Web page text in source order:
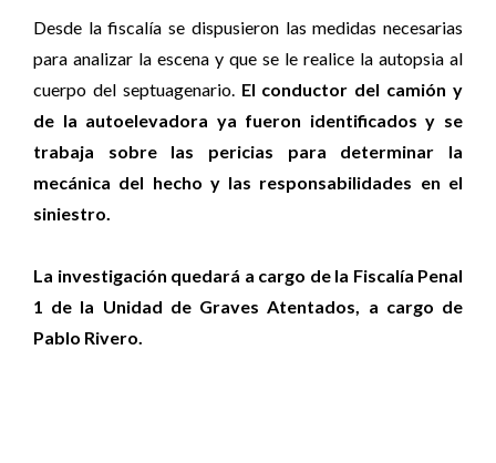
Desde la fiscalía se dispusieron las medidas necesarias
para analizar la escena y que se le realice la autopsia al
cuerpo del septuagenario. El conductor del camión y
de la autoelevadora ya fueron identificados y se
trabaja sobre las pericias para determinar la
mecánica del hecho y las responsabilidades en el
siniestro.
La investigación quedará a cargo de la Fiscalía Penal
1 de la Unidad de Graves Atentados, a cargo de
Pablo Rivero.